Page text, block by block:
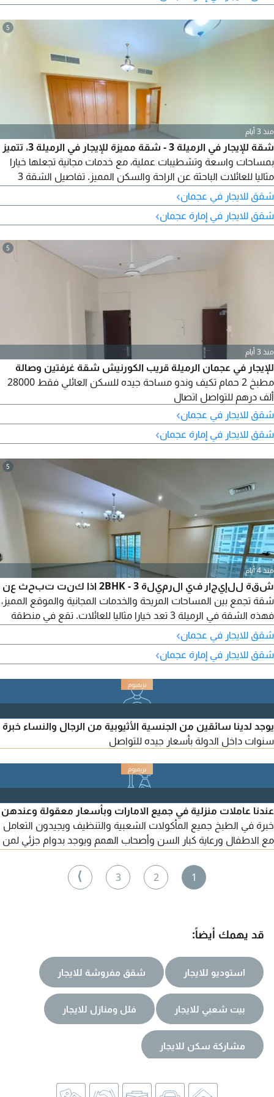
5
منذ 3 أيام
شقة للإيجار في الرميلة 3 - شقة مميزة للإيجار في الرميلة 3، تتميز
بمساحات واسعة وتشطيبات عملية، مع خدمات مجانية تجعلها خيارا
مثاليا للعائلات الباحثة عن الراحة والسكن المميز. تفاصيل الشقة 3
حمامات بالاضافة الى حمام غرفة العاملة منزلية - مطبخ مغلق مجهز -
خزائن حائط - موقف سيارات خاص مميزات العقار تكييف
شقق للايجار في عجمان›
شقق للايجار في إمارة عجمان›
5
منذ 3 أيام
للإيجار في عجمان الرميلة قريب الكورنيش شقة غرفتين وصالة
مطبخ 2 حمام تكيف وندو مساحة جيده للسكن العائلي فقط 28000
ألف درهم للتواصل اتصال
شقق للايجار في عجمان›
شقق للايجار في إمارة عجمان›
5
منذ 4 أيام
شقة للإيجار في الرميلة 3 - 2BHK اذا كنت تبحث عن
شقة تجمع بين المساحات المريحة والخدمات المجانية والموقع المميز،
فهذه الشقة في الرميلة 3 تعد خيارا مثاليا للعائلات. تقع في منطقة
حيوية قريبة من الأسواق، المدارس، المطاعم، وجميع الخدمات
الأساسية، مع سهولة الوصول الى الطرق الرئيسية. تتميز الشقة
بتصميم عملي وتشطيبات جيدة، حيث تضم غرفتي نوم، احداهما
شقق للايجار في عجمان›
شقق للايجار في إمارة عجمان›
يوجد لدينا سائقين من الجنسية الأثيوبية من الرجال والنساء خبرة
سنوات داخل الدولة بأسعار جيده للتواصل
عندنا عاملات منزلية في جميع الامارات وبأسعار معقولة وعندهن
خبرة في الطبخ جميع المأكولات الشعبية والتنظيف ويجيدون التعامل
مع الاطفال ورعاية كبار السن وأصحاب الهمم ويوجد بدوام جزئي لمن
1
2
3
⟩
قد يهمك أيضاً:
استوديو للايجار شقق مفروشة للايجار
بيت شعبي للايجار فلل ومنازل للايجار
مشاركة سكن للايجار